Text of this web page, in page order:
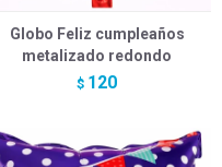
Globo Feliz cumpleaños
metalizado redondo
$ 120